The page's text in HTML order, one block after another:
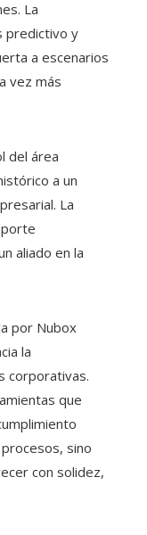
La
predictivo y
a escenarios
vez más
del área
a un
La
aliado en la
por Nubox
la
corporativas.
que
sino
con solidez,